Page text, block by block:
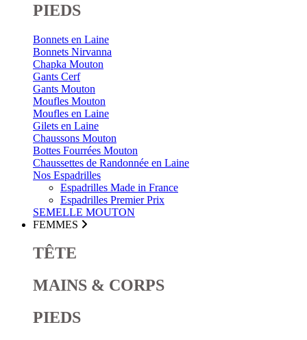
PIEDS
Bonnets en Laine
Bonnets Nirvanna
Chapka Mouton
Gants Cerf
Gants Mouton
Moufles Mouton
Moufles en Laine
Gilets en Laine
Chaussons Mouton
Bottes Fourrées Mouton
Chaussettes de Randonnée en Laine
Nos Espadrilles
Espadrilles Made in France
Espadrilles Premier Prix
SEMELLE MOUTON
FEMMES
TÊTE
MAINS & CORPS
PIEDS